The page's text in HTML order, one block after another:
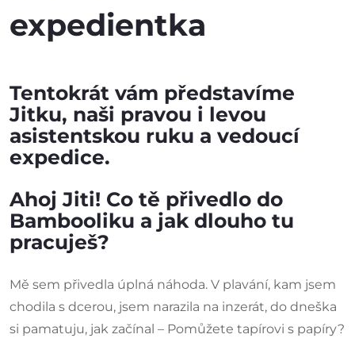
expedientka
Tentokrát vám představíme
Jitku, naši pravou i levou
asistentskou ruku a vedoucí
expedice.
Ahoj Jiti! Co tě přivedlo do
Bambooliku a jak dlouho tu
pracuješ?
Mě sem přivedla úplná náhoda. V plavání, kam jsem
chodila s dcerou, jsem narazila na inzerát, do dneška
si pamatuju, jak začínal – Pomůžete tapírovi s papíry?